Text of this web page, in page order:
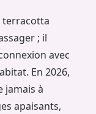
terracotta
; il
avec
En 2026,
jamais à
apaisants,